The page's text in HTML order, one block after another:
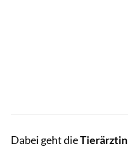
Dabei geht dieTierärztin